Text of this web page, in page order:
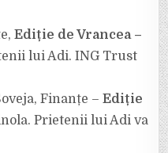
Ediție de Vrancea –
lui Adi. ING Trust
Finanțe –Ediție
Prietenii lui Adi va